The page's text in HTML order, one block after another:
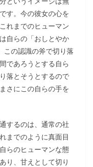
す。今の彼女の心を
れまでのヒューマン
自らの「おしとやか
の認識の斧で切り落
であろうとする自ら
落とそうとするので
さにこの自らの手を
するのは、通常の社
までのように真面目
らのヒューマンな態
り、甘えとして切り